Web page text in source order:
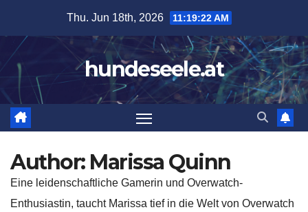
content
Thu. Jun 18th, 2026 11:19:23 AM
hundeseele.at
Author: Marissa Quinn
Eine leidenschaftliche Gamerin und Overwatch-
Enthusiastin, taucht Marissa tief in die Welt von Overwatch